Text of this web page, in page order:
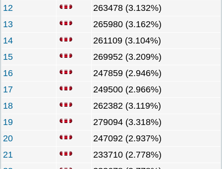
12
263478 (3.132%)
13
265980 (3.162%)
14
261109 (3.104%)
15
269952 (3.209%)
16
247859 (2.946%)
17
249500 (2.966%)
18
262382 (3.119%)
19
279094 (3.318%)
20
247092 (2.937%)
21
233710 (2.778%)